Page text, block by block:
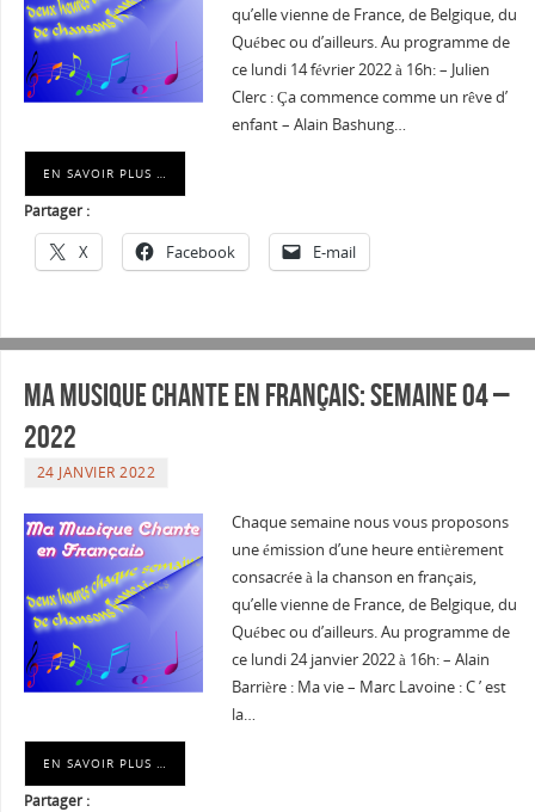
qu’elle vienne de France, de Belgique, du
Québec ou d’ailleurs. Au programme de
ce lundi 14 février 2022 à 16h: – Julien
Clerc : Ça commence comme un rêve d’
enfant – Alain Bashung…
EN SAVOIR PLUS …
Partager :
X Facebook E-mail
Ma musique chante en Français: Semaine 04 –
2022
24 JANVIER 2022
Chaque semaine nous vous proposons
une émission d’une heure entièrement
consacrée à la chanson en français,
qu’elle vienne de France, de Belgique, du
Québec ou d’ailleurs. Au programme de
ce lundi 24 janvier 2022 à 16h: – Alain
Barrière : Ma vie – Marc Lavoine : C ’ est
la…
EN SAVOIR PLUS …
Partager :